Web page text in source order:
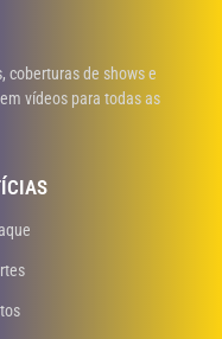
coberturas de shows e
vídeos para todas as